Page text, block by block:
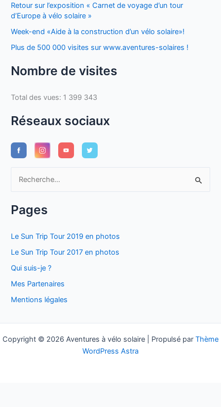
Retour sur l’exposition « Carnet de voyage d’un tour
d’Europe à vélo solaire »
Week-end «Aide à la construction d’un vélo solaire»!
Plus de 500 000 visites sur www.aventures-solaires !
Nombre de visites
Total des vues: 1 399 343
Réseaux sociaux
h
h
e
r
Pages
Le Sun Trip Tour 2019 en photos
Le Sun Trip Tour 2017 en photos
Qui suis-je ?
Mes Partenaires
Mentions légales
Copyright © 2026 Aventures à vélo solaire | Propulsé par Thème
WordPress Astra